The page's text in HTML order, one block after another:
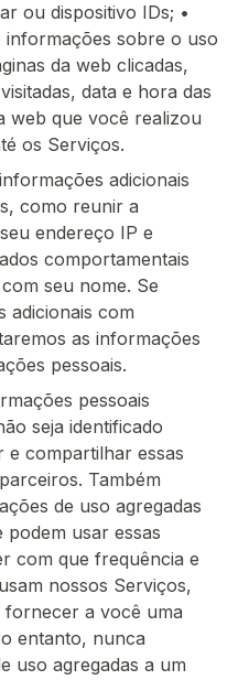
ou dispositivo IDs; •
informações sobre o uso
da web clicadas,
data e hora das
web que você realizou
os Serviços.
adicionais
como reunir a
endereço IP e
comportamentais
seu nome. Se
adicionais com
as informações
pessoais.
pessoais
seja identificado
e compartilhar essas
Também
de uso agregadas
usar essas
com que frequência e
nossos Serviços,
fornecer a você uma
entanto, nunca
uso agregadas a um